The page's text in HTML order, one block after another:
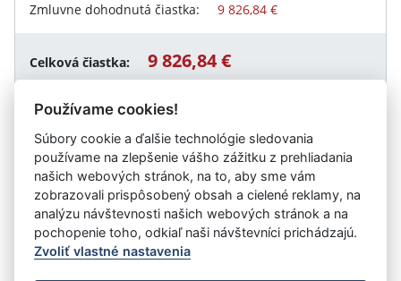
Zmluvne dohodnutá čiastka: 9 826,84 €
Celková čiastka: 9 826,84 €
Návrat späť
Vystavil:METRO Bratislava a.s.
Používame cookies!
Súbory cookie a ďalšie technológie sledovania
používame na zlepšenie vášho zážitku z prehliadania
našich webových stránok, na to, aby sme vám
zobrazovali prispôsobený obsah a cielené reklamy, na
analýzu návštevnosti našich webových stránok a na
pochopenie toho, odkiaľ naši návštevníci prichádzajú.
Zvoliť vlastné nastavenia